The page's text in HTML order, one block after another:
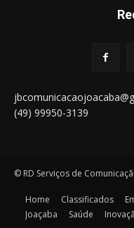
(49) 99950-3139
© RD Serviços de
Home Classificados
Joaçaba
Saúde